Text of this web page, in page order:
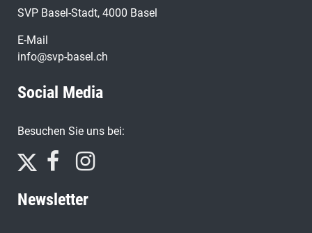
SVP Basel-Stadt, 4000 Basel
E-Mail
info@svp-basel.ch
Social Media
Besuchen Sie uns bei:
Newsletter